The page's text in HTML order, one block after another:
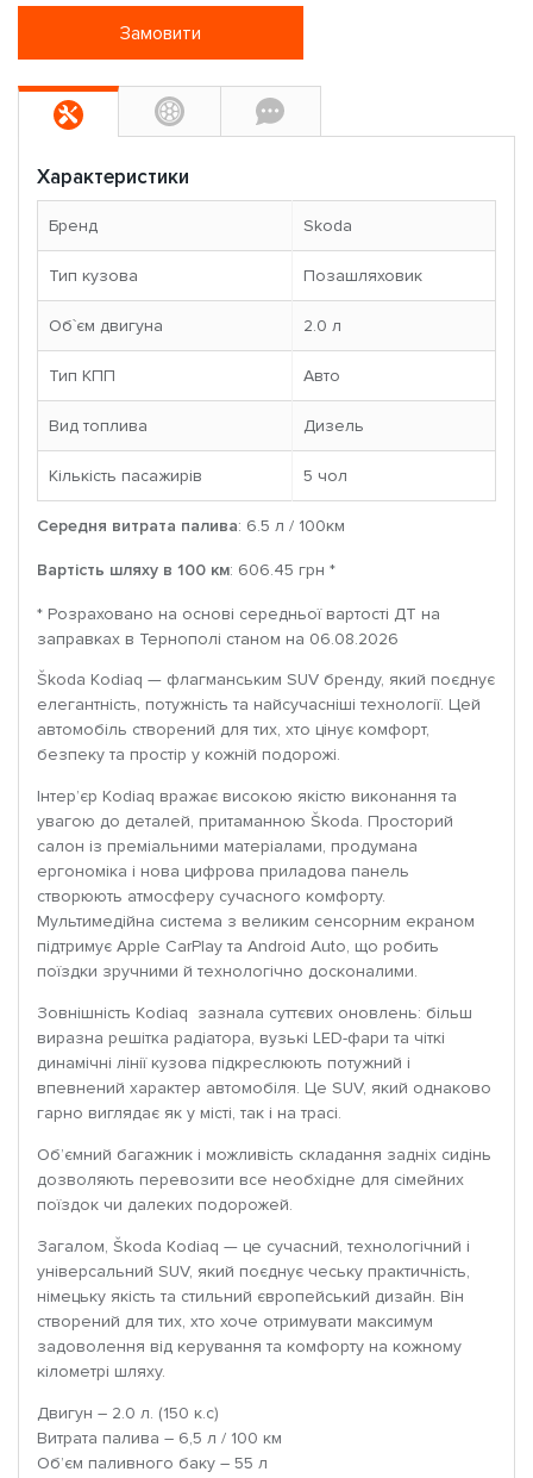
Замовити
Характеристики
Бренд Skoda
Тип кузова Позашляховик
Об`єм двигуна 2.0 л
Тип КПП Авто
Вид топлива Дизель
Кількість пасажирів 5 чoл
Середня витрата палива: 6.5 л / 100км
Вартість шляху в 100 км: 606.45 грн *
* Розраховано на основі середньої вартості ДТ на
заправках в Тернополі станом на 06.08.2026
Škoda Kodiaq — флагманським SUV бренду, який поєднує
елегантність, потужність та найсучасніші технології. Цей
автомобіль створений для тих, хто цінує комфорт,
безпеку та простір у кожній подорожі.
Інтер’єр Kodiaq вражає високою якістю виконання та
увагою до деталей, притаманною Škoda. Просторий
салон із преміальними матеріалами, продумана
ергономіка і нова цифрова приладова панель
створюють атмосферу сучасного комфорту.
Мультимедійна система з великим сенсорним екраном
підтримує Apple CarPlay та Android Auto, що робить
поїздки зручними й технологічно досконалими.
Зовнішність Kodiaq зазнала суттєвих оновлень: більш
виразна решітка радіатора, вузькі LED-фари та чіткі
динамічні лінії кузова підкреслюють потужний і
впевнений характер автомобіля. Це SUV, який однаково
гарно виглядає як у місті, так і на трасі.
Об’ємний багажник і можливість складання задніх сидінь
дозволяють перевозити все необхідне для сімейних
поїздок чи далеких подорожей.
Загалом, Škoda Kodiaq — це сучасний, технологічний і
універсальний SUV, який поєднує чеську практичність,
німецьку якість та стильний європейський дизайн. Він
створений для тих, хто хоче отримувати максимум
задоволення від керування та комфорту на кожному
кілометрі шляху.
Двигун – 2.0 л. (150 к.с)
Витрата палива – 6,5 л / 100 км
Об’єм паливного баку – 55 л